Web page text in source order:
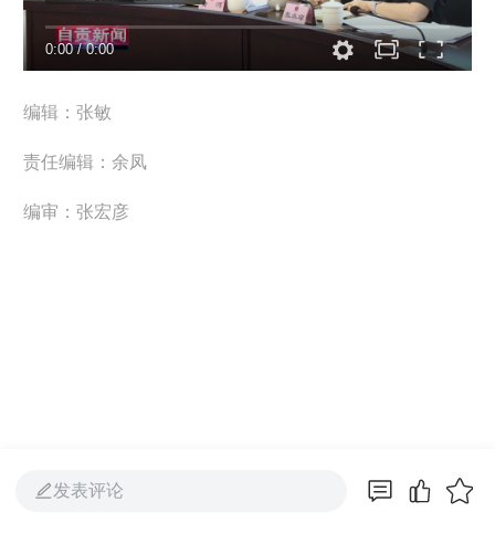
0:00/0:00
编辑：张敏
责任编辑：余凤
编审：张宏彦
发表评论